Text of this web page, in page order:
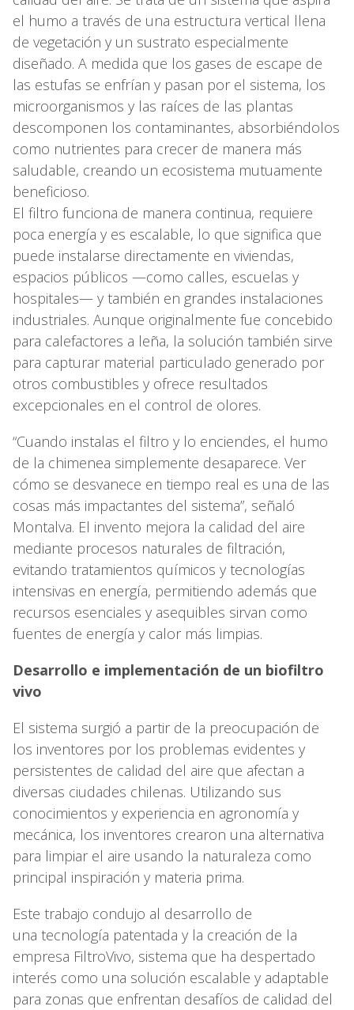
el humo a través de una estructura vertical llena
de vegetación y un sustrato especialmente
diseñado. A medida que los gases de escape de
las estufas se enfrían y pasan por el sistema, los
microorganismos y las raíces de las plantas
descomponen los contaminantes, absorbiéndolos
como nutrientes para crecer de manera más
saludable, creando un ecosistema mutuamente
beneficioso.
El filtro funciona de manera continua, requiere
poca energía y es escalable, lo que significa que
puede instalarse directamente en viviendas,
espacios públicos —como calles, escuelas y
hospitales— y también en grandes instalaciones
industriales. Aunque originalmente fue concebido
para calefactores a leña, la solución también sirve
para capturar material particulado generado por
otros combustibles y ofrece resultados
excepcionales en el control de olores.
“Cuando instalas el filtro y lo enciendes, el humo
de la chimenea simplemente desaparece. Ver
cómo se desvanece en tiempo real es una de las
cosas más impactantes del sistema”, señaló
Montalva. El invento mejora la calidad del aire
mediante procesos naturales de filtración,
evitando tratamientos químicos y tecnologías
intensivas en energía, permitiendo además que
recursos esenciales y asequibles sirvan como
fuentes de energía y calor más limpias.
Desarrollo e implementación de un biofiltro
vivo
El sistema surgió a partir de la preocupación de
los inventores por los problemas evidentes y
persistentes de calidad del aire que afectan a
diversas ciudades chilenas. Utilizando sus
conocimientos y experiencia en agronomía y
mecánica, los inventores crearon una alternativa
para limpiar el aire usando la naturaleza como
principal inspiración y materia prima.
Este trabajo condujo al desarrollo de
una tecnología patentada y la creación de la
empresa FiltroVivo, sistema que ha despertado
interés como una solución escalable y adaptable
para zonas que enfrentan desafíos de calidad del